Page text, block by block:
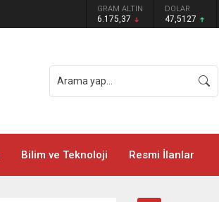
GRAM ALTIN
6.175,37
DOLAR
47,5127
Bilim ve Teknoloji Resmi İlanlar